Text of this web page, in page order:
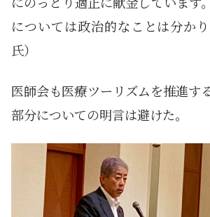
については政治的なことは分か
氏）
医師会も医療ツーリズムを推進す
部分についての明言は避けた。